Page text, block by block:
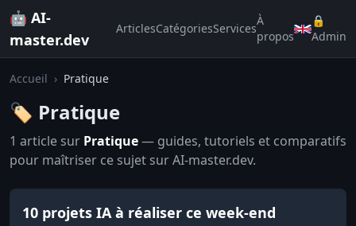
🤖 AI-
master.dev
ArticlesCatégoriesServices
À
propos
🔒
Admin
Accueil › Pratique
🏷️ Pratique
1 article sur Pratique— guides, tutoriels et comparatifs
pour maîtriser ce sujet sur AI-master.dev.
10 projets IA à réaliser ce week-end